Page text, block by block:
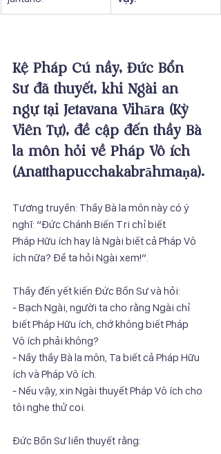
Kệ Pháp Cú nầy, Đức Bổn
Sư đã thuyết, khi Ngài an
ngự tại Jetavana Vihāra (Kỳ
Viên Tự), đề cập đến thầy Bà
la môn hỏi về Pháp Vô ích
(Anatthapucchakabrāhmaṇa).
Tương truyền: Thầy Bà la môn này có ý
nghĩ: “Đức Chánh Biến Tri chỉ biết
Pháp Hữu ích hay là Ngài biết cả Pháp Vô
ích nữa? Để ta hỏi Ngài xem!”.
Thầy đến yết kiến Đức Bổn Sư và hỏi:
- Bạch Ngài, người ta cho rằng Ngài chỉ
biết Pháp Hữu ích, chớ không biết Pháp
Vô ích phải không?
- Nầy thầy Bà la môn, Ta biết cả Pháp Hữu
ích và Pháp Vô ích.
- Nếu vậy, xin Ngài thuyết Pháp Vô ích cho
tôi nghe thử coi.
Đức Bổn Sư liền thuyết rằng: